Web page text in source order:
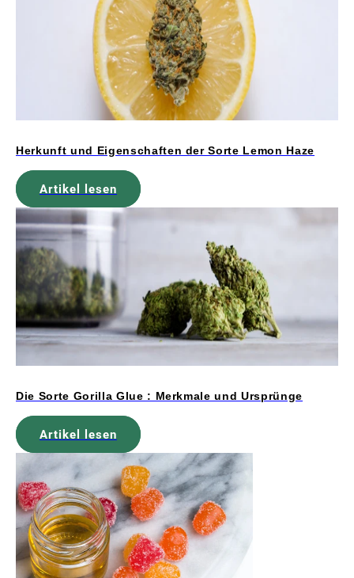
Herkunft und Eigenschaften der Sorte Lemon Haze
Artikel lesen
Die Sorte Gorilla Glue : Merkmale und Ursprünge
Artikel lesen